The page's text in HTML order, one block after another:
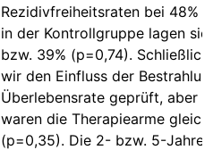
Rezidivfreiheitsraten bei 48%
in der Kontrollgruppe lagen sie
bzw. 39% (p=0,74). Schließlich
wir den Einfluss der
Überlebensrate geprüft, aber
waren die Therapiearme
(p=0,35). Die 2- bzw. 5-